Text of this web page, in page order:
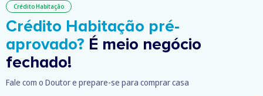
Crédito Habitação
Crédito Habitação pré-
aprovado? É meio negócio
fechado!
Fale com o Doutor e prepare-se para comprar casa